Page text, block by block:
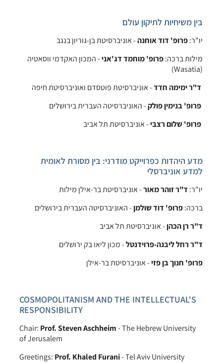
בין משיחיות לתיקון עולם
יו"ר:פרופ' דוד אוחנה- אוניברסיטת בן-גוריון בנגב
מילות ברכה:פרופ' מוחמד דג'אני- המכון האקדמי ווסאטיה
(Wasatia)
ד"ר ימימה חדד- אוניברסיטת פוטסדם ואוניברסיטת חיפה
פרופ' בנימין פולק- האוניברסיטה העברית בירושלים
פרופ' שלום רצבי- אוניברסיטת תל אביב
מדע היהדות כפרוייקט מודרני: בין מסורת לאומית
למדע אוניברסלי
יו"ר: ד"ר זוהר מאור- אוניברסיטת בר-אילן מילות
ברכה:פרופ' דוד שולמן- האוניברסיטה העברית בירושלים
ד"ר רן הכהן- אוניברסיטת תל אביב
ד"ר רחל ליבנה-פרוידנטל- מכון ליאו בק ירושלים
פרופ' חנוך בן פזי- אוניברסיטת בר-אילן
COSMOPOLITANISM AND THE INTELLECTUAL'S
RESPONSIBILITY
Chair: Prof. Steven Aschheim- The Hebrew University
of Jerusalem
Greetings: Prof. Khaled Furani- Tel Aviv University